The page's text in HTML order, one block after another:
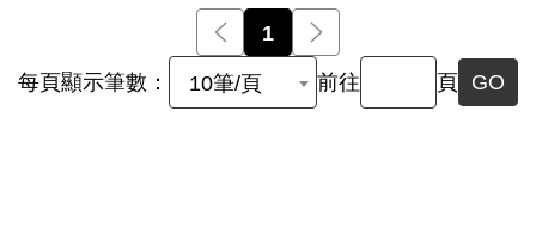
前一頁
1
每頁顯示筆數： 10筆/頁 前往 頁 GO